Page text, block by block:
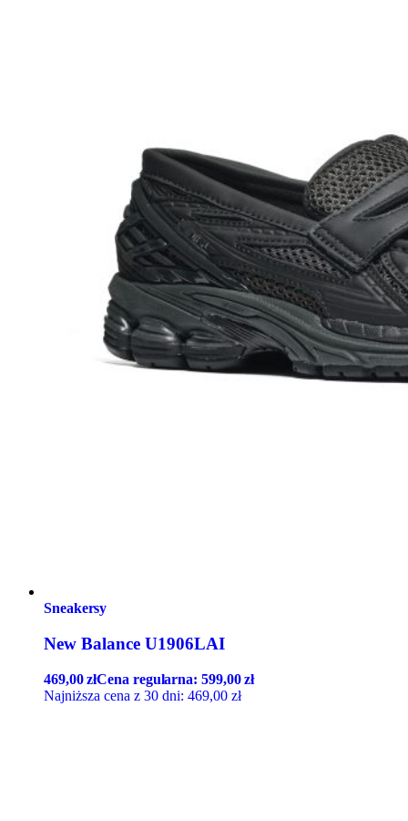
Sneakersy
New Balance U1906LAI
469,00złCena regularna:599,00zł
Najniższa cena z 30 dni: 469,00 zł